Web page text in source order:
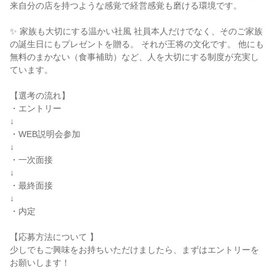
来自分の店を持つような感覚で経営感覚も磨ける環境です。
✨ 家族も大切にする温かい社風 社員本人だけでなく、そのご家族
の誕生日にもプレゼントを贈る。 それが王将の文化です。 他にも
無料のまかない（食事補助）など、人を大切にする制度が充実し
ています。
【選考の流れ】
・エントリー
↓
・WEB説明会参加
↓
・一次面接
↓
・最終面接
↓
・内定
【応募方法について 】
少しでもご興味をお持ちいただけましたら、まずはエントリーを
お願いします！